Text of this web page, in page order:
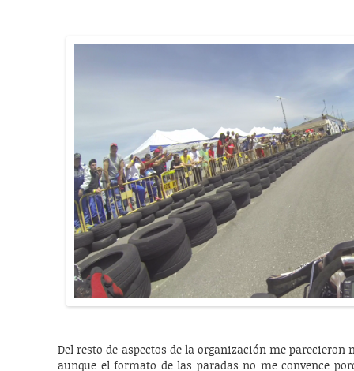
Del resto de aspectos de la organización me parecieron
aunque el formato de las paradas no me convence